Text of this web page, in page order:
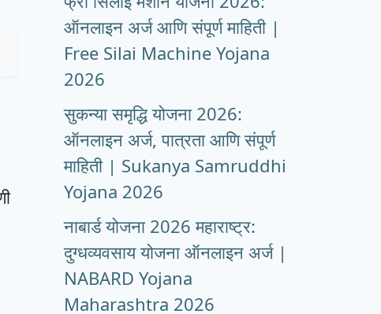
ऑनलाइन अर्ज आणि संपूर्ण माहिती |
Free Silai Machine Yojana
2026
सुकन्या समृद्धि योजना 2026:
ऑनलाइन अर्ज, पात्रता आणि संपूर्ण
माहिती | Sukanya Samruddhi
Yojana 2026
नाबार्ड योजना 2026 महाराष्ट्र:
दुग्धव्यवसाय योजना ऑनलाइन अर्ज |
NABARD Yojana
Maharashtra 2026